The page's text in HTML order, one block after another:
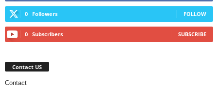
0 Followers FOLLOW
0 Subscribers SUBSCRIBE
Contact US
Contact